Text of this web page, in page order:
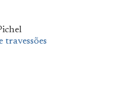
travessões